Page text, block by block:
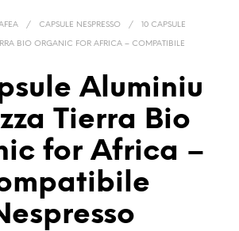
/ CAPSULE NESPRESSO / 10 CAPSULE
BIO ORGANIC FOR AFRICA – COMPATIBILE
Aluminiu
Tierra Bio
for Africa –